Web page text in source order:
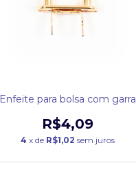
Enfeite para bolsa com garra
R$4,09
4 x de R$1,02 sem juros